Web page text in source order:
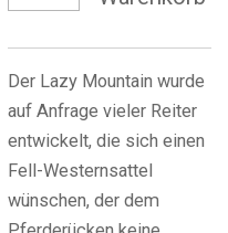
Der Lazy Mountain wurde
auf Anfrage vieler Reiter
entwickelt, die sich einen
Fell-Westernsattel
wünschen, der dem